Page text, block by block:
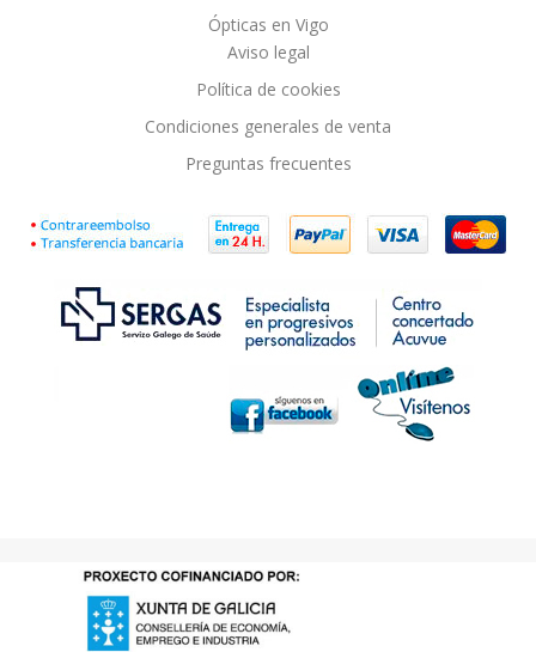
Ópticas en Vigo
Aviso legal
Política de cookies
Condiciones generales de venta
Preguntas frecuentes